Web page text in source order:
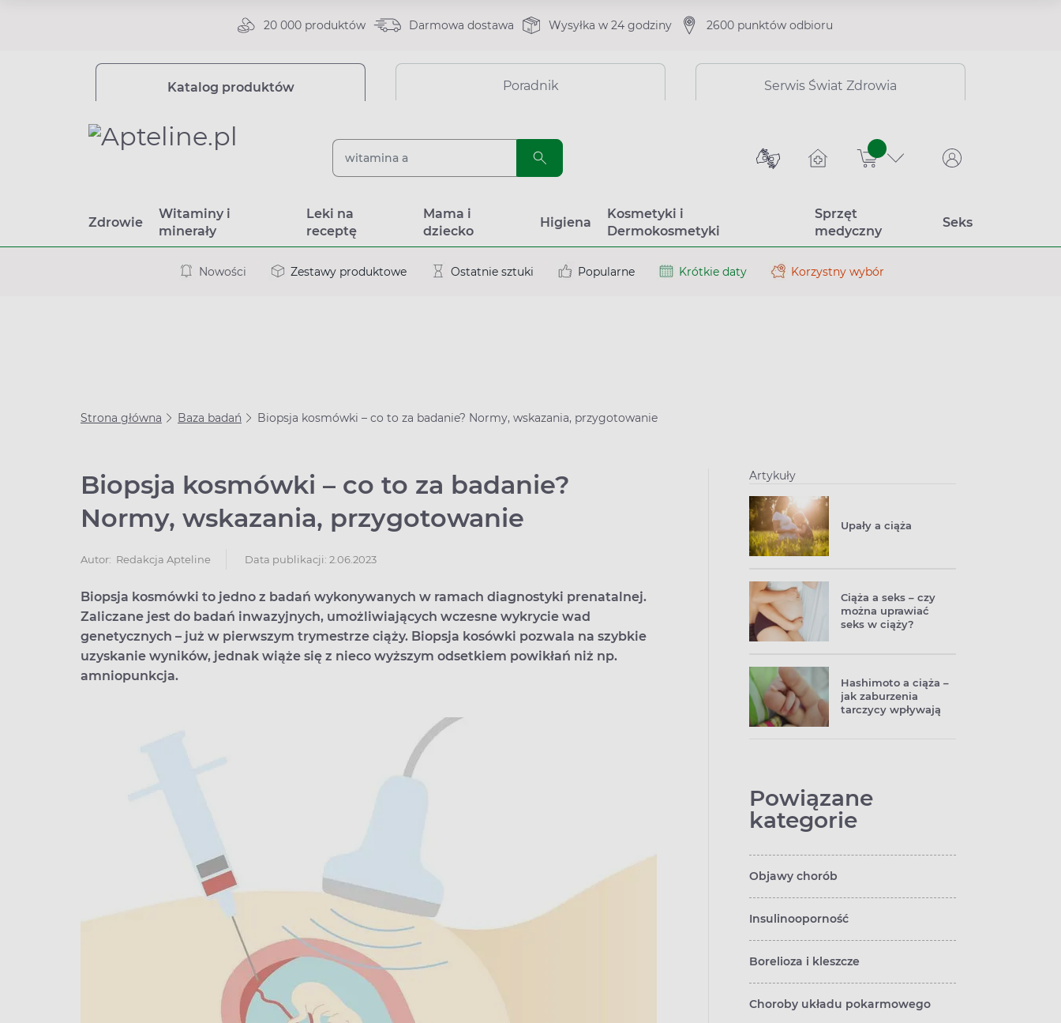
20 000 produktów Darmowa dostawa Wysyłka w 24 godziny 2600 punktów odbioru
Katalog produktów Poradnik Serwis Świat Zdrowia
sztuk
Zdrowie
Witaminy i
minerały
Leki na
receptę
Mama i
dziecko
Higiena
Kosmetyki i
Dermokosmetyki
Sprzęt
medyczny
Seks
Nowości Zestawy produktowe Ostatnie sztuki Popularne Krótkie daty Korzystny wybór
Strona główna Baza badań Biopsja kosmówki – co to za badanie? Normy, wskazania, przygotowanie
Biopsja kosmówki – co to za badanie?
Normy, wskazania, przygotowanie
Autor: Redakcja Apteline Data publikacji: 2.06.2023
Biopsja kosmówki to jedno z badań wykonywanych w ramach diagnostyki prenatalnej.
Zaliczane jest do badań inwazyjnych, umożliwiających wczesne wykrycie wad
genetycznych – już w pierwszym trymestrze ciąży. Biopsja kosówki pozwala na szybkie
uzyskanie wyników, jednak wiąże się z nieco wyższym odsetkiem powikłań niż np.
amniopunkcja.
Artykuły
Upały a ciąża
Ciąża a seks – czy
można uprawiać
seks w ciąży?
Hashimoto a ciąża –
jak zaburzenia
tarczycy wpływają
Powiązane
kategorie
Objawy chorób
Insulinooporność
Borelioza i kleszcze
Choroby układu pokarmowego